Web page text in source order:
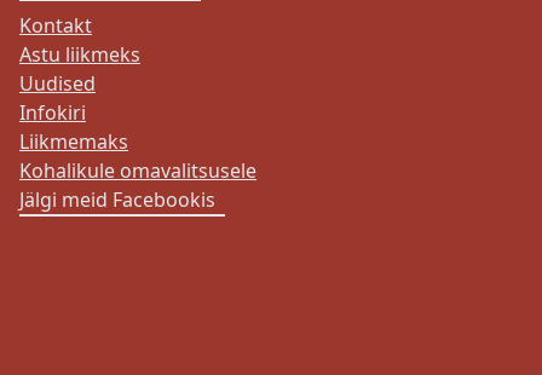
Kontakt
Astu liikmeks
Uudised
Infokiri
Liikmemaks
Kohalikule omavalitsusele
Jälgi meid Facebookis